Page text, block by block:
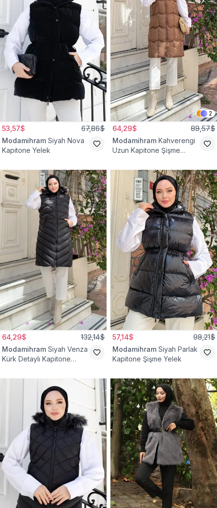
53,57$ 67,86$
Modamihram Siyah Nova
Kapitone Yelek
2
64,29$ 88,57$
Modamihram Kahverengi
Uzun Kapitone Şişme
64,29$ 132,14$
Modamihram Siyah Venza
Kürk Detaylı Kapitone
57,14$ 98,21$
Modamihram Siyah Parlak
Kapitone Şişme Yelek